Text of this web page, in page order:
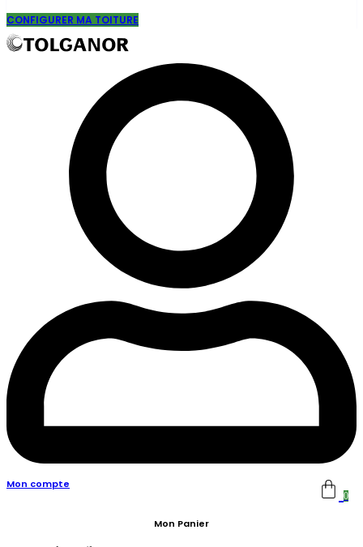
CONFIGURER MA TOITURE
Mon compte
0
Mon Panier